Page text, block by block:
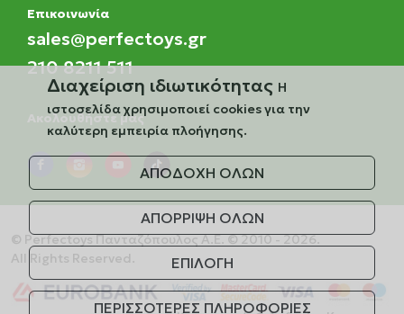
Eπικοινωνία
sales@perfectoys.gr
210 8211 511
Ακολουθήστε μας
© Perfectoys Πανταζόπουλος Α.Ε. © 2010 - 2026.
All Rights Reserved.
Διαχείριση ιδιωτικότητας Η
ιστοσελίδα χρησιμοποιεί cookies για την
καλύτερη εμπειρία πλοήγησης.
ΑΠΟΔΟΧΗ ΟΛΩΝ
ΑΠΟΡΡΙΨΗ ΟΛΩΝ
ΕΠΙΛΟΓΗ
ΠΕΡΙΣΣΟΤΕΡΕΣ ΠΛΗΡΟΦΟΡΙΕΣ